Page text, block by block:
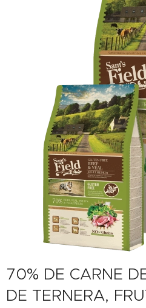
70% DE CARNE
DE TERNERA,